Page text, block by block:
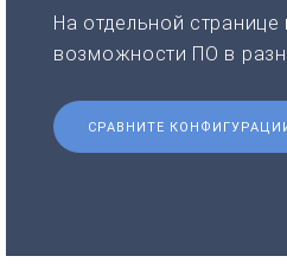
На отдельной
возможности ПО в
СРАВНИТЕ